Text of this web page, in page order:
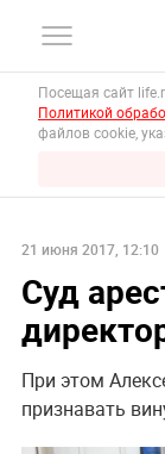
Посещая сайт
Политикой
файлов cookie,
21 июня 2017, 12:10
Суд
При этом
признавать